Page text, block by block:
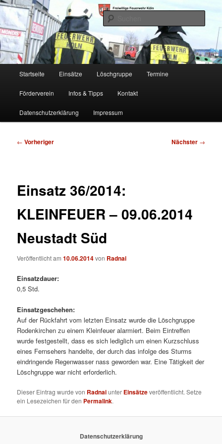
Zum
primären
Inhalt
springenFF Köln, LG RD
Freiwillige Feuerwehr Köln, Löschgruppe Rodenkirchen
Startseite Einsätze Löschgruppe Termine
Förderverein Infos & Tipps Kontakt
Datenschutzerklärung Impressum
Beitragsnavigation
← Vorheriger Nächster →
Einsatz 36/2014:
KLEINFEUER – 09.06.2014
Neustadt Süd
Veröffentlicht am10.06.2014von Radnai
Einsatzdauer:
0,5 Std.
Einsatzgeschehen:
Auf der Rückfahrt vom letzten Einsatz wurde die Löschgruppe
Rodenkirchen zu einem Kleinfeuer alarmiert. Beim Eintreffen
wurde festgestellt, dass es sich lediglich um einen Kurzschluss
eines Fernsehers handelte, der durch das infolge des Sturms
eindringende Regenwasser nass geworden war. Eine Tätigkeit der
Löschgruppe war nicht erforderlich.
Dieser Eintrag wurde von Radnaiunter Einsätzeveröffentlicht. Setze
ein Lesezeichen für den Permalink.
Datenschutzerklärung